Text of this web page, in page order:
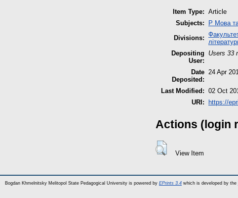
Item Type: Article
Subjects:
P Мова
Divisions:
Depositing
User:
Users 33
Date
Deposited:
24 Apr
Last Modified: 02 Oct
URI:
https://
Actions (login
View Item
Bogdan Khmelnitsky Melitopol State Pedagogical University is powered by EPrints 3.4 which is developed by the